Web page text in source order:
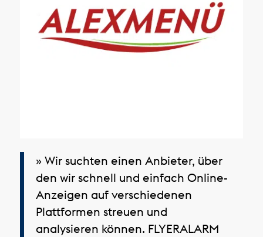
» Wir suchten einen Anbieter, über
den wir schnell und einfach Online-
Anzeigen auf verschiedenen
Plattformen streuen und
analysieren können. FLYERALARM